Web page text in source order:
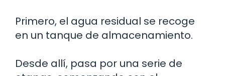
Primero, el agua residual se recoge
en un tanque de almacenamiento.
Desde allí, pasa por una serie de